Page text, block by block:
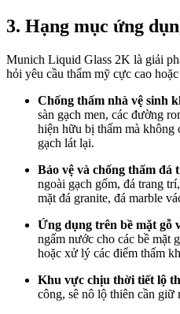
3. Hạng mục ứng
Munich Liquid Glass 2K là giải
hỏi yêu cầu thẩm mỹ cực cao
Chống thấm nhà vệ sinh
sàn gạch men, các đường
hiện hữu bị thấm mà không
gạch lát lại.
Bảo vệ và chống thấm đá
ngoài gạch gốm, đá trang
mặt đá granite, đá marble
Ứng dụng trên bề mặt gỗ
ngấm nước cho các bề mặt
hoặc xử lý các điểm thấm
Khu vực chịu thời tiết lộ
công, sê nô lộ thiên cần giữ